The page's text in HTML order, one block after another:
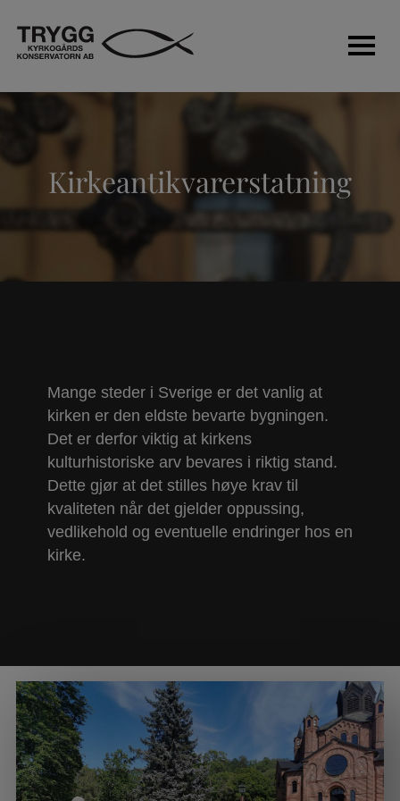
Gravminnesikkerhet
Kirkegårdsbelysning
Kontraktarbeid
Om oss
Kontakt oss
Referanser
Kirkeantikvarerstatning
Mange steder i Sverige er det vanlig at
kirken er den eldste bevarte bygningen.
Det er derfor viktig at kirkens
kulturhistoriske arv bevares i riktig stand.
Dette gjør at det stilles høye krav til
kvaliteten når det gjelder oppussing,
vedlikehold og eventuelle endringer hos en
kirke.